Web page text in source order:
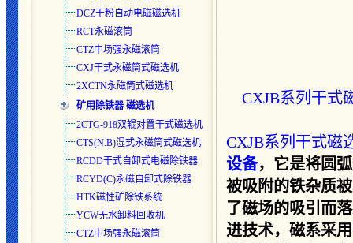
DCZ干粉自动电磁磁选机
RCT永磁滚筒
CTZ中场强永磁滚筒
CXJ干式永磁筒式磁选机
2XCTN永磁筒式磁选机
矿用除铁器 磁选机
2CTG-918双辊对置干式磁选机
CTS(N.B)湿式永磁筒式磁选机
RCDD干式自卸式电磁除铁器
RCYD(C)永磁自卸式除铁器
HTK磁性矿除铁系统
YCW无水卸料回收机
CTZ中场强永磁滚筒
CXJB系列干式
CXJB系列干式磁
设备，它是将圆
被吸附的铁杂质
了磁场的吸引而
进技术，磁系采